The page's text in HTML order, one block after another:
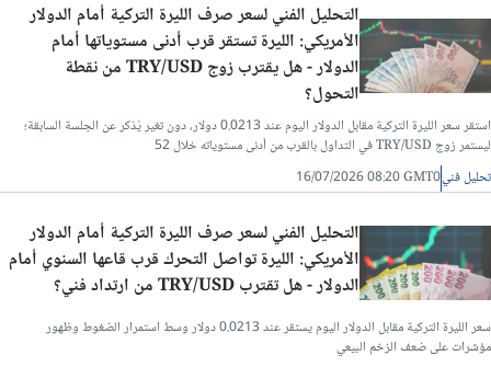
التحليل الفني لسعر صرف الليرة التركية أمام الدولار
الأمريكي: الليرة تستقر قرب أدنى مستوياتها أمام
الدولار - هل يقترب زوج TRY/USD من نقطة
التحول؟
استقر سعر الليرة التركية مقابل الدولار اليوم عند 0.0213 دولار، دون تغير يُذكر عن الجلسة السابقة؛
ليستمر زوج TRY/USD في التداول بالقرب من أدنى مستوياته خلال 52
تحليل فني16/07/2026 08:20 GMT0
التحليل الفني لسعر صرف الليرة التركية أمام الدولار
الأمريكي: الليرة تواصل التحرك قرب قاعها السنوي أمام
الدولار - هل تقترب TRY/USD من ارتداد فني؟
سعر الليرة التركية مقابل الدولار اليوم يستقر عند 0.0213 دولار وسط استمرار الضغوط وظهور
مؤشرات على ضعف الزخم البيعي